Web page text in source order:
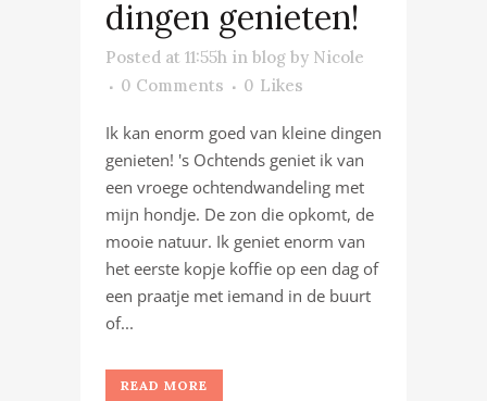
dingen genieten!
Posted at 11:55h in blog by Nicole
0 Comments
0 Likes
Ik kan enorm goed van kleine dingen
genieten! 's Ochtends geniet ik van
een vroege ochtendwandeling met
mijn hondje. De zon die opkomt, de
mooie natuur. Ik geniet enorm van
het eerste kopje koffie op een dag of
een praatje met iemand in de buurt
of...
READ MORE